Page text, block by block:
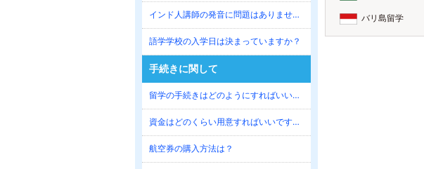
バリ島留学
インド人講師の発音に問題はありませんか？
語学学校の入学日は決まっていますか？
手続きに関して
留学の手続きはどのようにすればいいですか？
資金はどのくらい用意すればいいですか？
航空券の購入方法は？